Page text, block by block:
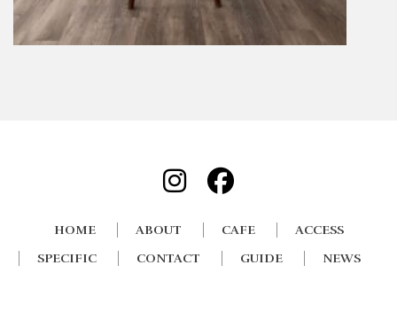
HOME ABOUT CAFE
ACCESS
SPECIFIC
CONTACT GUIDE NEWS